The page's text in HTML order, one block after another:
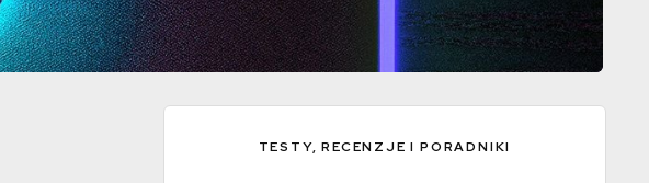
TESTY, RECENZJE I PORADNIKI